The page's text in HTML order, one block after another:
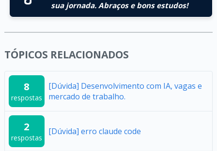
sua jornada. Abraços e bons estudos!
TÓPICOS RELACIONADOS
8
respostas
[Dúvida] Desenvolvimento com IA, vagas e
mercado de trabalho.
2
respostas
[Dúvida] erro claude code